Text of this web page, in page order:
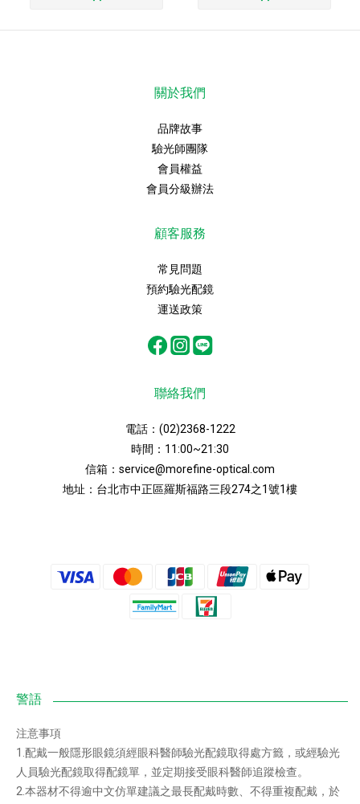
關於我們
品牌故事
驗光師團隊
會員權益
會員分級辦法
顧客服務
常見問題
預約驗光配鏡
運送政策
聯絡我們
電話： (02)2368-1222
時間：11:00~21:30
信箱： service@morefine-optical.com
地址： 台北市中正區羅斯福路三段274之1號1樓
注意事項
1.配戴一般隱形眼鏡須經眼科醫師驗光配鏡取得處方籤，或經驗光
人員驗光配鏡取得配鏡單，並定期接受眼科醫師追蹤檢查。
2.本器材不得逾中文仿單建議之最長配戴時數、不得重複配戴，於